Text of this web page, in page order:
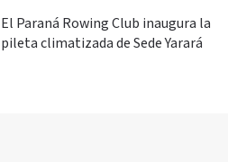
El Paraná Rowing Club inaugura la
pileta climatizada de Sede Yarará